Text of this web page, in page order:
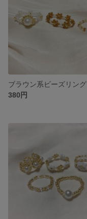
ブラウン系ビーズリング
380円